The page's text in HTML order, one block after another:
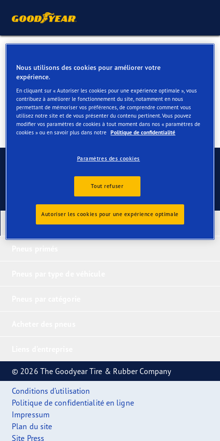
Qashqai
Nos derniers produits
© 2026 The Goodyear Tire & Rubber Company
Conditions d’utilisation
Politique de confidentialité en ligne
Impressum
Plan du site
Site Press
Nous utilisons des cookies pour améliorer votre
expérience.
En cliquant sur « Autoriser les cookies pour une expérience optimale », vous
contribuez à améliorer le fonctionnement du site, notamment en nous
permettant de mémoriser vos préférences, de comprendre comment vous
utilisez notre site et de vous présenter du contenu pertinent. Vous pouvez
modifier vos paramètres de cookies à tout moment dans nos « paramètres de
cookies » ou en savoir plus dans notre Politique de confidentialité
Paramètres des cookies
Tout refuser
Autoriser les cookies pour une expérience optimale